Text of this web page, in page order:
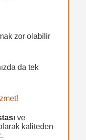
zor olabilir
da tek
ve
kaliteden